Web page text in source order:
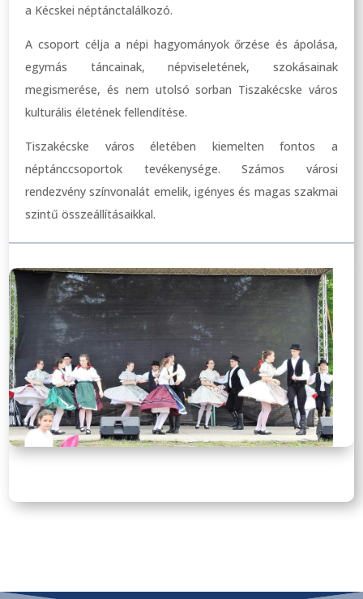
a Kécskei néptánctalálkozó.
A csoport célja a népi hagyományok őrzése és ápolása,
egymás táncainak, népviseletének, szokásainak
megismerése, és nem utolsó sorban Tiszakécske város
kulturális életének fellendítése.
Tiszakécske város életében kiemelten fontos a
néptánccsoportok tevékenysége. Számos városi
rendezvény színvonalát emelik, igényes és magas szakmai
szintű összeállításaikkal.